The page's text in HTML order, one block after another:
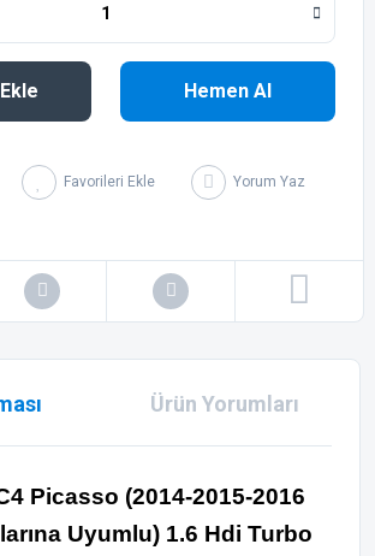
Hemen Al
Yorum Yaz
Ürün Yorumları
Picasso (2014-2015-2016
Uyumlu) 1.6 Hdi Turbo